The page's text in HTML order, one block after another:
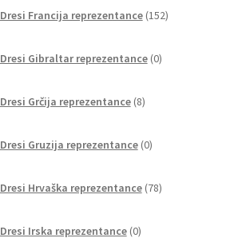
Dresi Francija reprezentance 152izdelkov
Dresi Gibraltar reprezentance 0izdelkov
Dresi Grčija reprezentance 8izdelkov
Dresi Gruzija reprezentance 0izdelkov
Dresi Hrvaška reprezentance 78izdelkov
Dresi Irska reprezentance 0izdelkov